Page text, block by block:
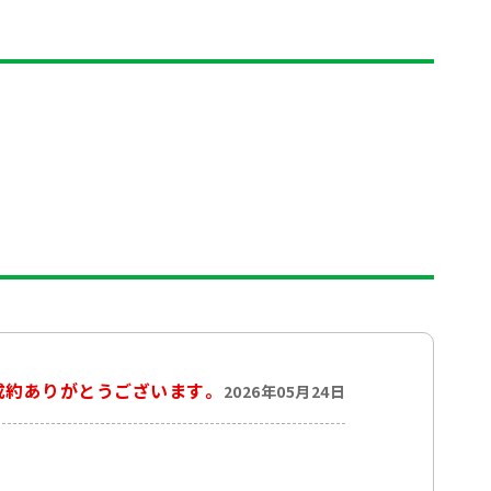
ありがとうございます。 2026年05月24日